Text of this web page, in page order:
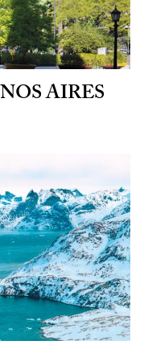
AIRES